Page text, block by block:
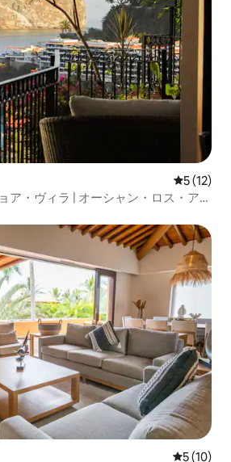
レビュー
5 (12)
ア・ヴィラ | オーシャン・ロス・アル
レビュー
5 (10)